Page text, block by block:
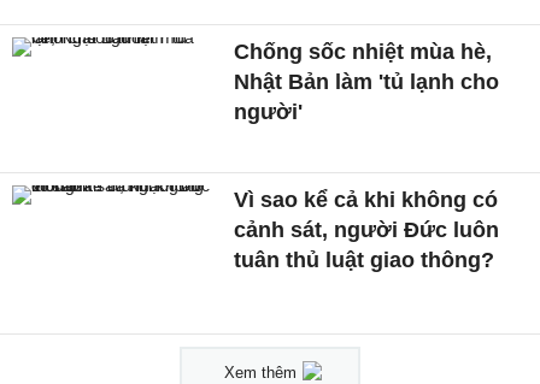
Chống sốc nhiệt mùa hè,
Nhật Bản làm 'tủ lạnh cho
người'
Vì sao kể cả khi không có
cảnh sát, người Đức luôn
tuân thủ luật giao thông?
Xem thêm